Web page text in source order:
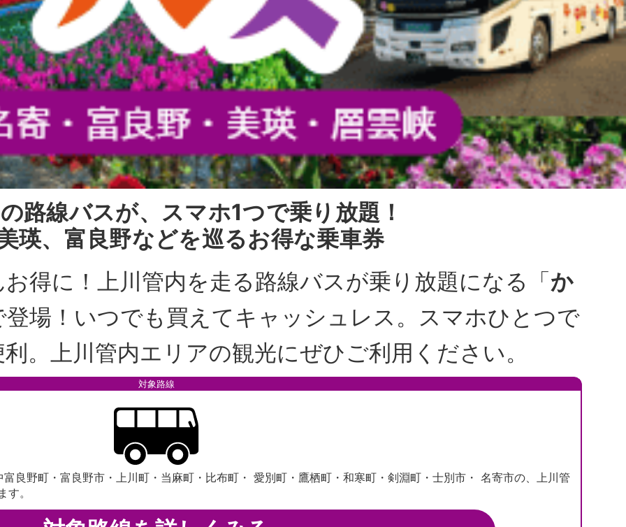
路線バスが、スマホ1つで乗り放題！
瑛、富良野などを巡るお得な乗車券
得に！上川管内を走る路線バスが乗り放題になる「か
場！いつでも買えてキャッシュレス。スマホひとつで
。上川管内エリアの観光にぜひご利用ください。
対象路線
良野町・富良野市・上川町・当麻町・比布町・ 愛別町・鷹栖町・和寒町・剣淵町・士別市・ 名寄市の、上川管
。